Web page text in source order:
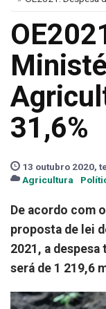
31,6%
13 outubro 2020,
Agricultura
De acordo com
proposta de lei
2021, a
será de 1 219,6